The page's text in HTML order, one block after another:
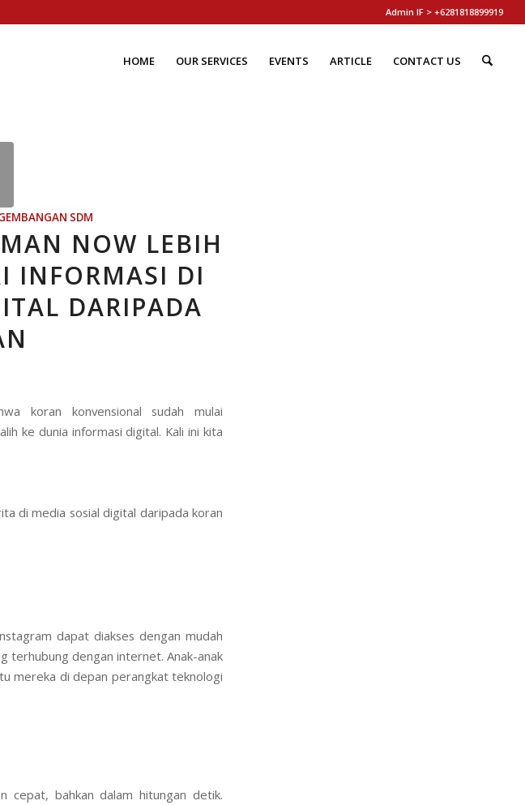
Admin IF > +6281818899919
HOME OUR SERVICES EVENTS ARTICLE CONTACT US
SDM
NOW LEBIH
INFORMASI DI
DARIPADA
koran konvensional sudah mulai
ke dunia informasi digital. Kali ini kita
di media sosial digital daripada koran
dapat diakses dengan mudah
terhubung dengan internet. Anak-anak
mereka di depan perangkat teknologi
cepat, bahkan dalam hitungan detik.